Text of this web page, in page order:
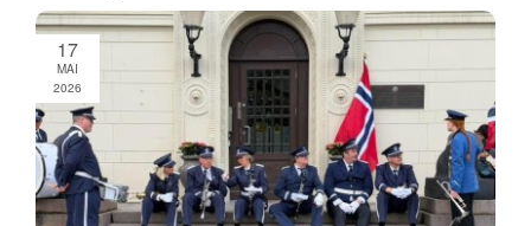
17
MAI
2026